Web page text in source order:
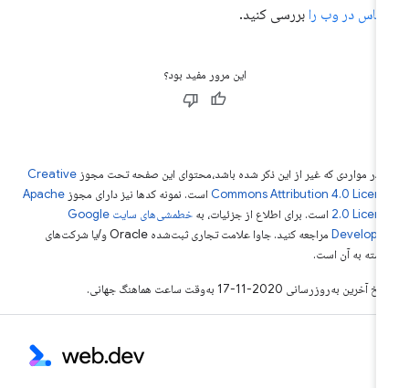
در وب رابررسی کنید.
این مرور مفید بود؟
در مواردی که غیر از این ذکر شده باشد،‌محتوای این صفحه تحت مجوزCreative
Commons Attribution 4.0است. نمونه کدها نیز دارای مجوزApache
2.0است. برای اطلاع از جزئیات، به
خطمشی‌های سایت Google
مراجعه کنید. جاوا علامت تجاری ثبت‌شده Oracle و/یا شرکت‌های
به آن است.
آخرین به‌روزرسانی 2020-11-17 به‌وقت ساعت هماهنگ جهانی.